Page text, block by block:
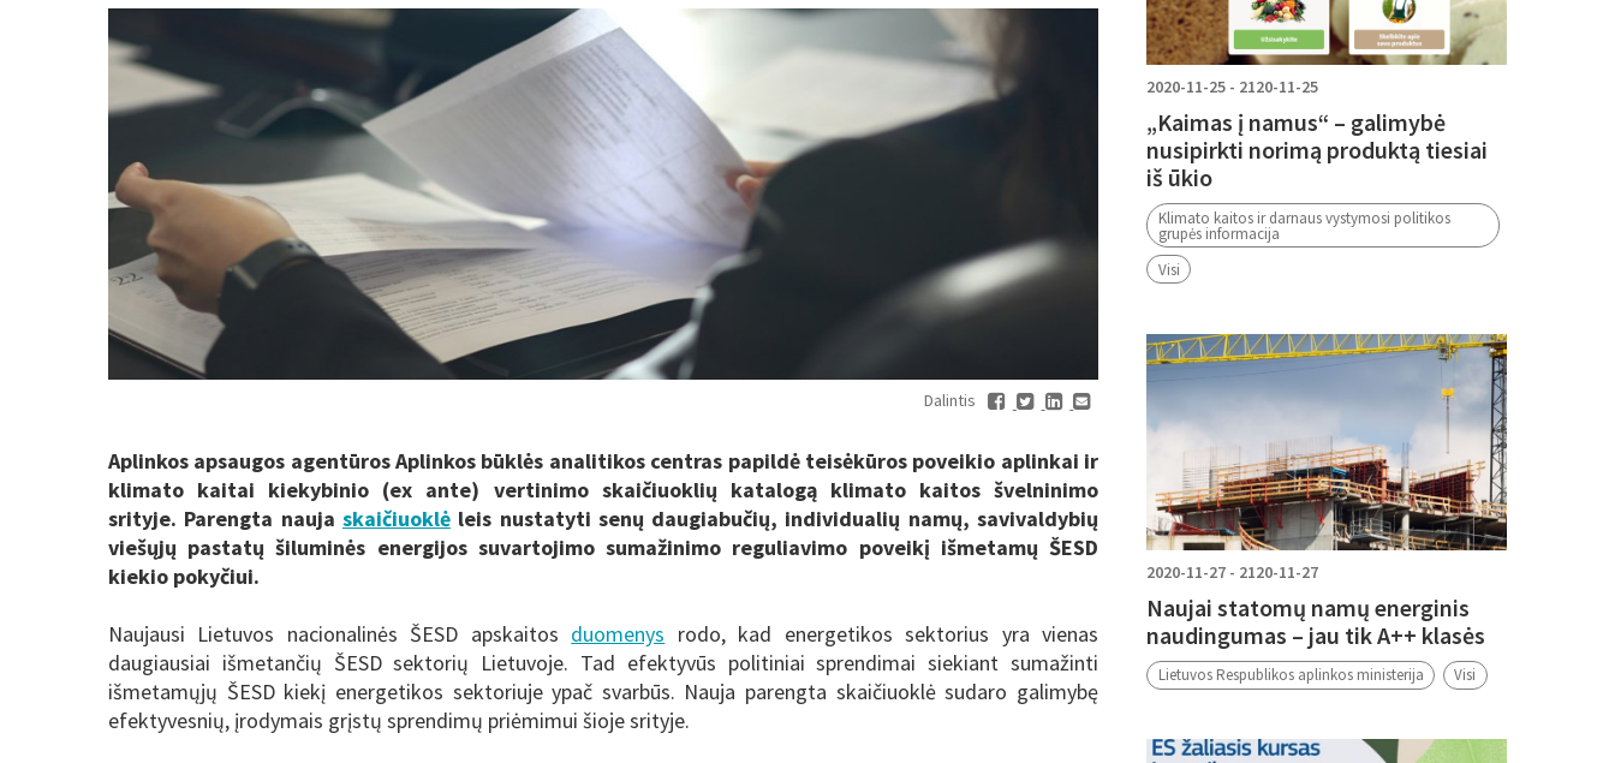
Dalintis
Aplinkos apsaugos agentūros Aplinkos būklės analitikos centras papildė teisėkūros poveikio aplinkai ir
klimato kaitai kiekybinio (ex ante) vertinimo skaičiuoklių katalogą klimato kaitos švelninimo
srityje. Parengta nauja skaičiuoklėleis nustatyti senų daugiabučių, individualių namų, savivaldybių
viešųjų pastatų šiluminės energijos suvartojimo sumažinimo reguliavimo poveikį išmetamų ŠESD
kiekio pokyčiui.
Naujausi Lietuvos nacionalinės ŠESD apskaitos duomenys rodo, kad energetikos sektorius yra vienas
daugiausiai išmetančių ŠESD sektorių Lietuvoje. Tad efektyvūs politiniai sprendimai siekiant sumažinti
išmetamųjų ŠESD kiekį energetikos sektoriuje ypač svarbūs. Nauja parengta skaičiuoklė sudaro galimybę
efektyvesnių, įrodymais grįstų sprendimų priėmimui šioje srityje.
2020-11-25 - 2120-11-25
„Kaimas į namus“ – galimybė
nusipirkti norimą produktą tiesiai
iš ūkio
Klimato kaitos ir darnaus vystymosi politikos
grupės informacija
Visi
2020-11-27 - 2120-11-27
Naujai statomų namų energinis
naudingumas – jau tik A++ klasės
Lietuvos Respublikos aplinkos ministerija Visi